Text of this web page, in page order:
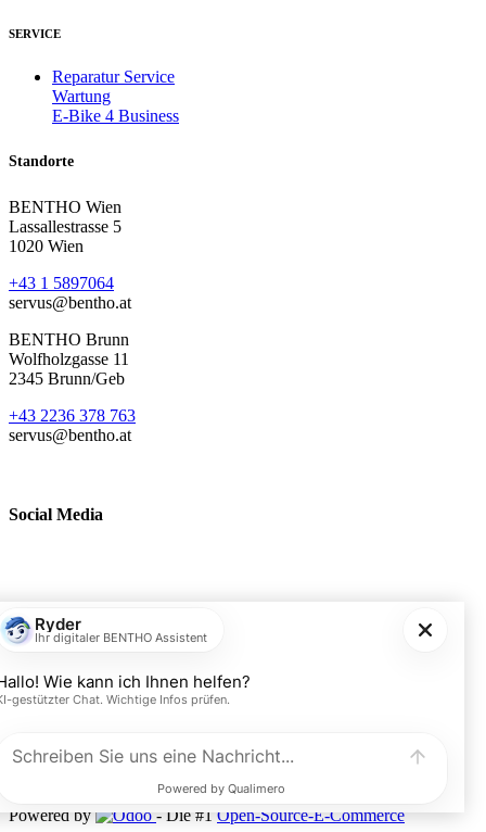
SERVICE
Reparatur Service
Wartung
E-Bike 4 Business
Standorte
BENTHO Wien
Lassallestrasse 5
1020 Wien
+43 1 5897064
servus@bentho.at
BENTHO Brunn
Wolfholzgasse 11
2345 Brunn/Geb
+43 2236 378 763
servus@bentho.at
Social Media
BENTHO eMobility GmbH
Wolfholzgasse 11
servus@bentho.at
​BENTHO eMobility GmbH © 2024. Alle Rechte vorbehalten.
Powered by - Die #1 Open-Source-E-Commerce